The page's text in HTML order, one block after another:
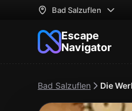
Bad Salzuflen
Escape
Navigator
Bad Salzuflen Die